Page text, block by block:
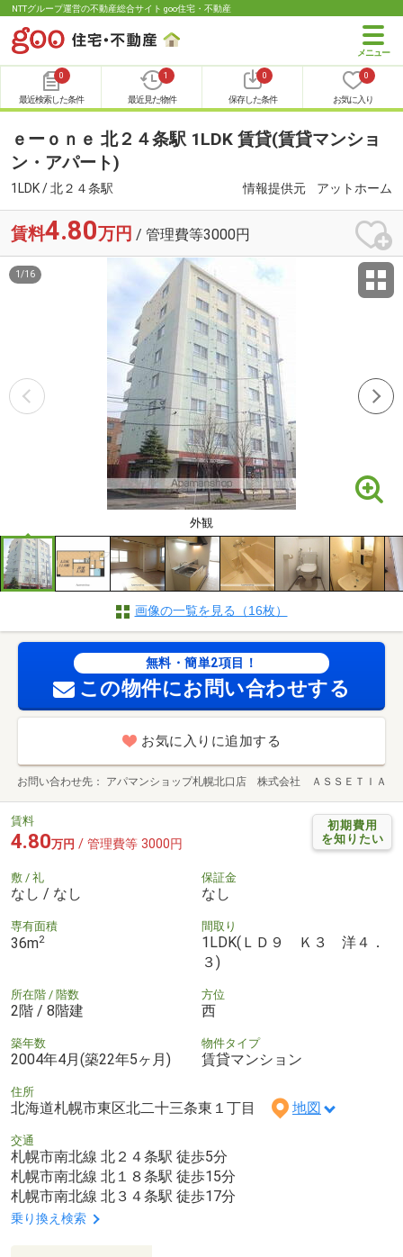
NTTグループ運営の不動産総合サイト goo住宅・不動産
0
最近検索した条件
1
最近見た物件
0
保存した条件
0
お気に入り
ｅーｏｎｅ 北２４条駅 1LDK 賃貸(賃貸マンショ
ン・アパート)
1LDK / 北２４条駅 情報提供元 アットホーム
賃料4.80万円 / 管理費等3000円
外観
1 /16
画像の一覧を見る（16枚）
無料・簡単2項目！
この物件にお問い合わせする
お気に入りに追加する
お問い合わせ先 アパマンショップ札幌北口店 株式会社 ＡＳＳＥＴＩＡ
初期費用
を知りたい
賃料
4.80万円 / 管理費等 3000円
敷 / 礼
なし / なし
保証金
なし
専有面積
36m2
間取り
1LDK(ＬＤ９ Ｋ３ 洋４．
３)
所在階 / 階数
2階 / 8階建
方位
西
築年数
2004年4月(築22年5ヶ月)
物件タイプ
賃貸マンション
住所
北海道札幌市東区北二十三条東１丁目 地図
交通
札幌市南北線 北２４条駅 徒歩5分
札幌市南北線 北１８条駅 徒歩15分
札幌市南北線 北３４条駅 徒歩17分
乗り換え検索